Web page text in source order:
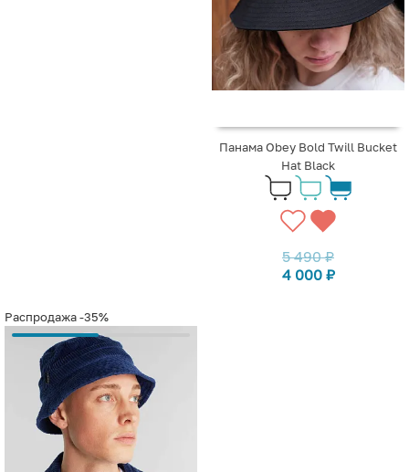
Панама Obey Bold Twill Bucket
Hat Black
5 490₽
4 000 ₽
Распродажа-35%